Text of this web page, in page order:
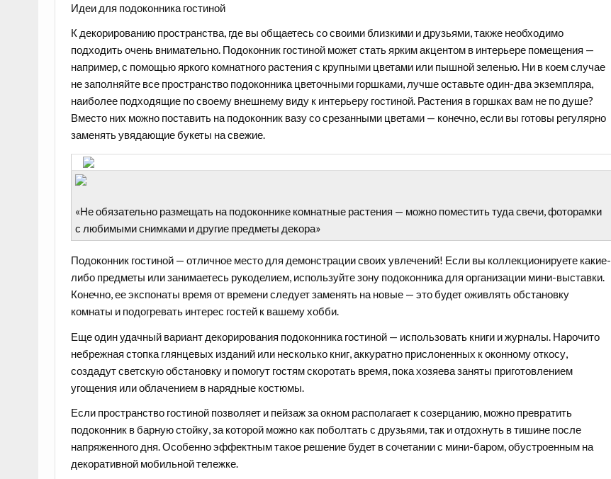
Идеи для подоконника гостиной
К декорированию пространства, где вы общаетесь со своими близкими и друзьями, также необходимо
подходить очень внимательно. Подоконник гостиной может стать ярким акцентом в интерьере помещения —
например, с помощьюяркого комнатного растения с крупными цветами или пышной зеленью. Ни в коем случае
не заполняйте все пространство подоконника цветочными горшками, лучше оставьте один-два экземпляра,
наиболее подходящие по своему внешнему виду к интерьеру гостиной. Растения в горшках вам не по душе?
Вместо них можно поставить на подоконник вазу со срезанными цветами — конечно, если вы готовы регулярно
заменять увядающие букеты на свежие.
«Не обязательно размещать на подоконнике комнатные растения — можно поместить туда свечи, фоторамки
с любимыми снимками и другие предметы декора»
Подоконник гостиной — отличное место для демонстрации своих увлечений! Если вы коллекционируете какие-
либо предметы или занимаетесь рукоделием, используйте зону подоконника для организации мини-выставки.
Конечно, ее экспонаты время от времени следует заменять на новые — это будет оживлять обстановку
комнаты и подогревать интерес гостей к вашему хобби.
Еще один удачный вариант декорирования подоконника гостиной — использовать книги и журналы. Нарочито
небрежная стопка глянцевых изданий или несколько книг, аккуратно прислоненных к оконному откосу,
создадут светскую обстановку и помогут гостям скоротать время, пока хозяева заняты приготовлением
угощения или облачением в нарядные костюмы.
Если пространство гостиной позволяет и пейзаж за окном располагает к созерцанию, можно превратить
подоконник вбарную стойку, за которой можно как поболтать с друзьями, так и отдохнуть в тишине после
напряженного дня. Особенно эффектным такое решение будет в сочетании с мини-баром, обустроенным на
декоративной мобильной тележке.